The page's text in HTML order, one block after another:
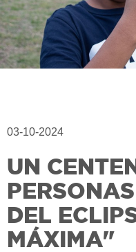
03-10-2024
UN
DEL
MÁXIMA"